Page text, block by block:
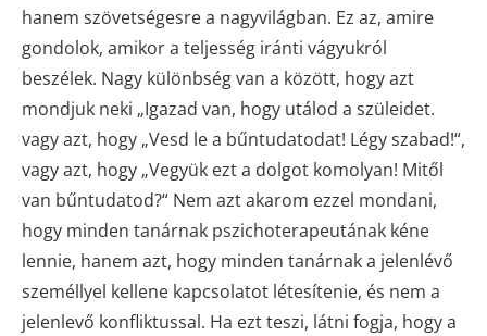
hanem szövetségesre a nagyvilágban. Ez az, amire
gondolok, amikor a teljesség iránti vágyukról
beszélek. Nagy különbség van a között, hogy azt
mondjuk neki „Igazad van, hogy utálod a szüleidet.
vagy azt, hogy „Vesd le a bűntudatodat! Légy szabad!“,
vagy azt, hogy „Vegyük ezt a dolgot komolyan! Mitől
van bűntudatod?“ Nem azt akarom ezzel mondani,
hogy minden tanárnak pszichoterapeutának kéne
lennie, hanem azt, hogy minden tanárnak a jelenlévő
személlyel kellene kapcsolatot létesítenie, és nem a
jelenlevő konfliktussal. Ha ezt teszi, látni fogja, hogy a